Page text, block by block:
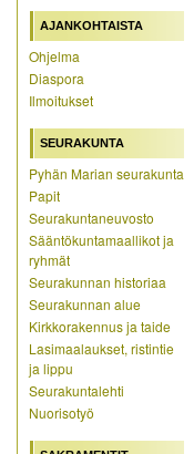
AJANKOHTAISTA
Ohjelma
Diaspora
Ilmoitukset
SEURAKUNTA
Pyhän Marian seurakunta
Papit
Seurakuntaneuvosto
Sääntökuntamaallikot ja
ryhmät
Seurakunnan historiaa
Seurakunnan alue
Kirkkorakennus ja taide
Lasimaalaukset, ristintie
ja lippu
Seurakuntalehti
Nuorisotyö